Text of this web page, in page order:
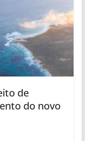
de
do novo